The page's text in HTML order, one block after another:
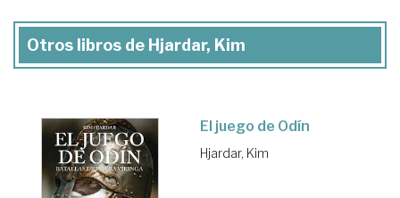
Otros libros de Hjardar, Kim
El juego de Odín
Hjardar, Kim